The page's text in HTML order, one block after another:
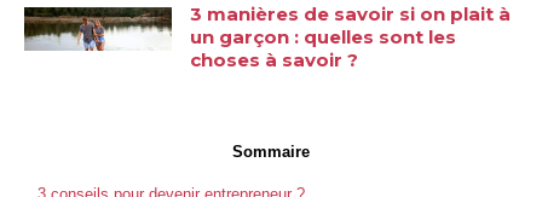
3 manières de savoir si on plait à
un garçon : quelles sont les
choses à savoir ?
Sommaire